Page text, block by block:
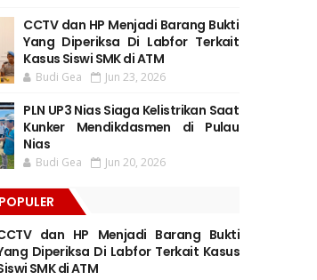
CCTV dan HP Menjadi Barang Bukti
Yang Diperiksa Di Labfor Terkait
Kasus Siswi SMK di ATM
Budi Gea Jun 23, 2026
PLN UP3 Nias Siaga Kelistrikan Saat
Kunker Mendikdasmen di Pulau
Nias
Budi Gea Jun 20, 2026
dan HP Menjadi Barang Bukti
Diperiksa Di Labfor Terkait Kasus
SMK di ATM